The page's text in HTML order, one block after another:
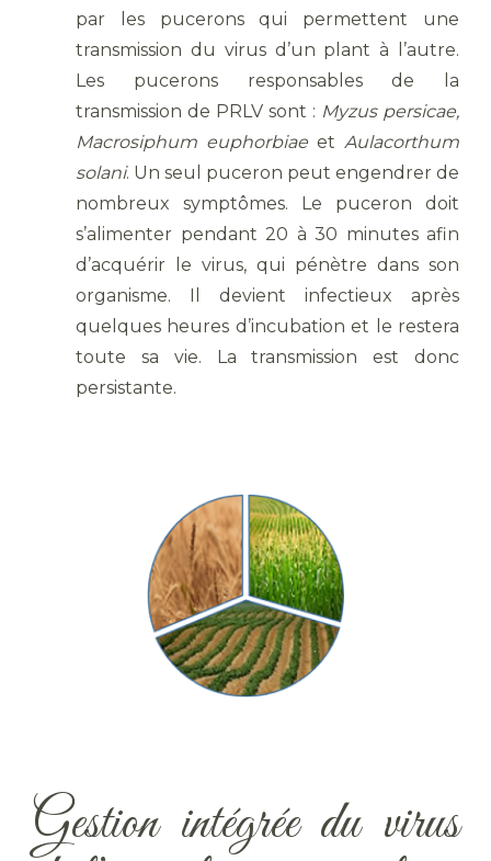
par les pucerons qui permettent une
transmission du virus d’un plant à l’autre.
Les pucerons responsables de la
transmission de PRLV sont : Myzus persicae,
Macrosiphum euphorbiae et Aulacorthum
solani. Un seul puceron peut engendrer de
nombreux symptômes. Le puceron doit
s’alimenter pendant 20 à 30 minutes afin
d’acquérir le virus, qui pénètre dans son
organisme. Il devient infectieux après
quelques heures d’incubation et le restera
toute sa vie. La transmission est donc
persistante.
Gestion intégrée du virus